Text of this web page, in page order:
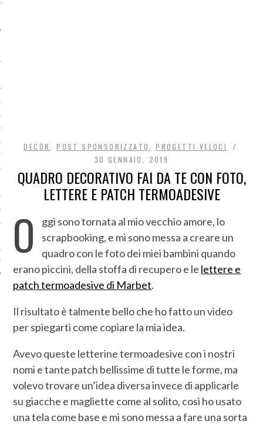
DI ACCESSO AI DATI
DECÒR ,POST SPONSORIZZATO ,PROGETTI VELOCI
30 GENNAIO, 2019
QUADRO DECORATIVO FAI DA TE CON FOTO,
LETTERE E PATCH TERMOADESIVE
O
ggi sono tornata al mio vecchio amore, lo
scrapbooking, e mi sono messa a creare un
quadro con le foto dei miei bambini quando
erano piccini, della stoffa di recupero e le lettere e
patch termoadesive di Marbet.
Il risultato è talmente bello che ho fatto un video
per spiegarti come copiare la mia idea.
Avevo queste letterine termoadesive con i nostri
nomi e tante patch bellissime di tutte le forme, ma
volevo trovare un’idea diversa invece di applicarle
su giacche e magliette come al solito, così ho usato
una tela come base e mi sono messa a fare una sorta